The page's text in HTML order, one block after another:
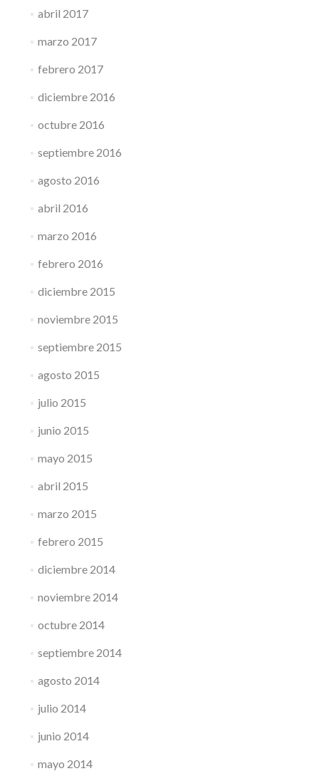
abril 2017
marzo 2017
febrero 2017
diciembre 2016
octubre 2016
septiembre 2016
agosto 2016
abril 2016
marzo 2016
febrero 2016
diciembre 2015
noviembre 2015
septiembre 2015
agosto 2015
julio 2015
junio 2015
mayo 2015
abril 2015
marzo 2015
febrero 2015
diciembre 2014
noviembre 2014
octubre 2014
septiembre 2014
agosto 2014
julio 2014
junio 2014
mayo 2014